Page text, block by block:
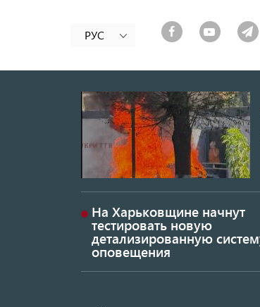
РУС
На Харьковщине начнут
тестировать новую
детализированную
оповещения